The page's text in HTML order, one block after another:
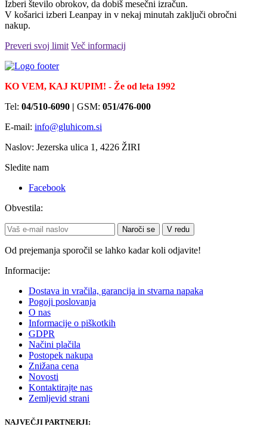
Izberi število obrokov, da dobiš mesečni izračun.
V košarici izberi Leanpay in v nekaj minutah zaključi obročni
nakup.
Preveri svoj limit Več informacij
KO VEM, KAJ KUPIM! - Že od leta 1992
Tel: 04/510-6090 | GSM: 051/476-000
E-mail: info@gluhicom.si
Naslov: Jezerska ulica 1, 4226 ŽIRI
Sledite nam
Facebook
Obvestila:
Naroči se V redu
Od prejemanja sporočil se lahko kadar koli odjavite!
Informacije:
Dostava in vračila, garancija in stvarna napaka
Pogoji poslovanja
O nas
Informacije o piškotkih
GDPR
Načini plačila
Postopek nakupa
Znižana cena
Novosti
Kontaktirajte nas
Zemljevid strani
NAJVEČJI PARTNERJI: